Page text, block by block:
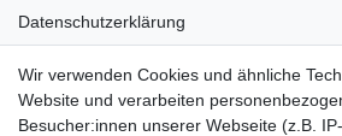
Datenschutzerklärung
Versandkosten
Barrierefreiheit
Wir verwenden Cookies und ähnliche
Website und verarbeiten
Besucher:innen unserer Webseite (z.B.